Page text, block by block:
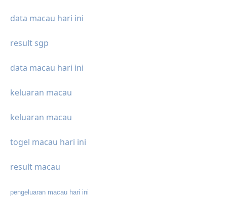
data macau hari ini
result sgp
data macau hari ini
keluaran macau
keluaran macau
togel macau hari ini
result macau
pengeluaran macau hari ini